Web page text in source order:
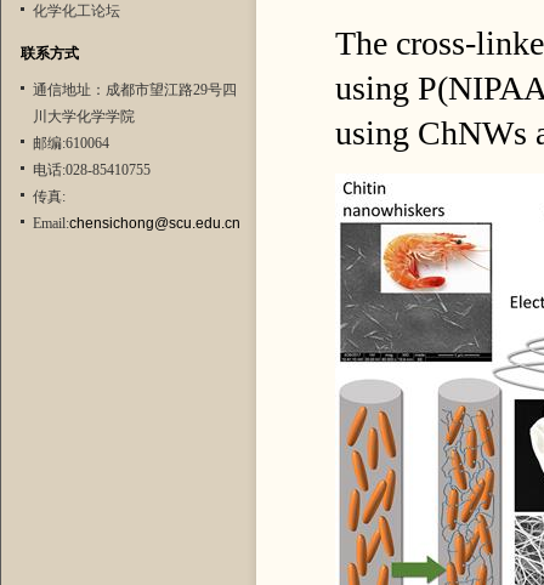
化学化工论坛
联系方式
通信地址：成都市望江路29号四
川大学化学学院
邮编:610064
电话:028-85410755
传真:
Email:chensichong@scu.edu.cn
The cross-
using
using ChNWs